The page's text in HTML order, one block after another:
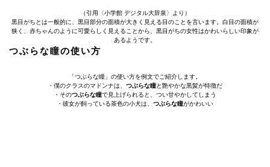
（引用〈小学館 デジタル大辞泉〉より）
黒目がちとは一般的に、黒目部分の面積が大きく見える目のことを言います。白目の面積が
狭く、赤ちゃんのように可愛らしく見えることから、黒目がちの女性はかわいらしい印象が
あるようです。
つぶらな瞳の使い方
「つぶらな瞳」の使い方を例文でご紹介します。
・僕のクラスのマドンナは、 つぶらな瞳と艶やかな黒髪が特徴だ
・そのつぶらな瞳で見上げられると、つい甘やかしてしまう
・彼女が飼っている茶色の小犬は、 つぶらな瞳がかわいい